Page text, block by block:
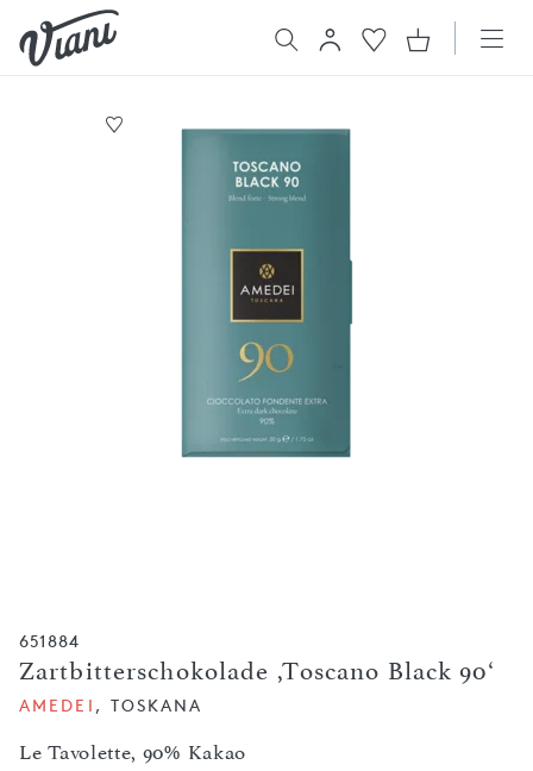
651884
Zartbitterschokolade ,Toscano Black 90‘
Le Tavolette, 90% Kakao
AMEDEI , TOSKANA